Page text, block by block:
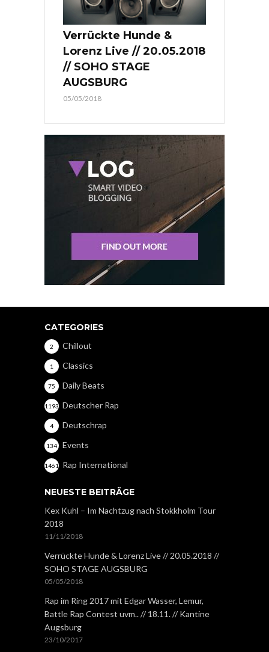
Verrückte Hunde &
Lorenz Live // 20.05.2018
// SOHO STAGE
AUGSBURG
05/05/2018
CATEGORIES
Chillout
2
Classics
1
Daily Beats
75
Deutscher Rap
1193
Deutschrap
4
Events
134
Rap International
1461
NEUESTE BEITRÄGE
Kex Kuhl – Im Nachtzug nach Stokkholm Tour
2018
11/11/2018
Verrückte Hunde & Lorenz Live // 20.05.2018 //
SOHO STAGE AUGSBURG
05/05/2018
Rap im Ring 2017 mit Edgar Wasser, Lemur,
Battle Rap Contest uvm.. // 18.11. // Kantine
Augsburg
23/10/2017